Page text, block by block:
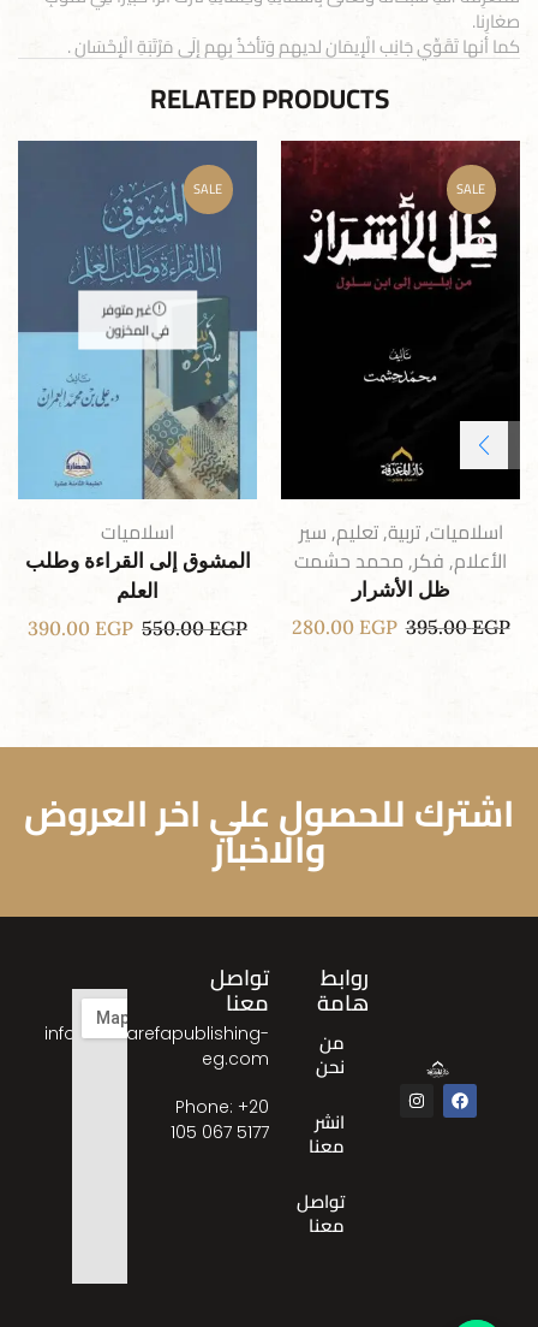
صغارِنا.
كما أنها تَقَوِّي جَانِب الْإِيمَان لديهم وَتأخذُ بِهِم إلَى مَرْتَبَةِ الْإِحْسَانِ .
RELATED PRODUCTS
SALE
اسلاميات,تربية,تعليم,سير
الأعلام,فكر,محمد حشمت
ظل الأشرار
395.00EGP
280.00 EGP
SALE
غير متوفر
في المخزون
اسلاميات
المشوق إلى القراءة وطلب
العلم
550.00EGP
390.00 EGP
اشترك للحصول علي اخر العروض
والاخبار
روابط
هامة
من
نحن
انشر
معنا
تواصل
معنا
تواصل
معنا
info@almarefapublishing-
eg.com
Phone: ‎+20
105 067 5177